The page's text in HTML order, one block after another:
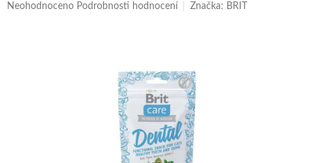
Průměrné
Neohodnoceno Podrobnosti hodnocení Značka: BRIT